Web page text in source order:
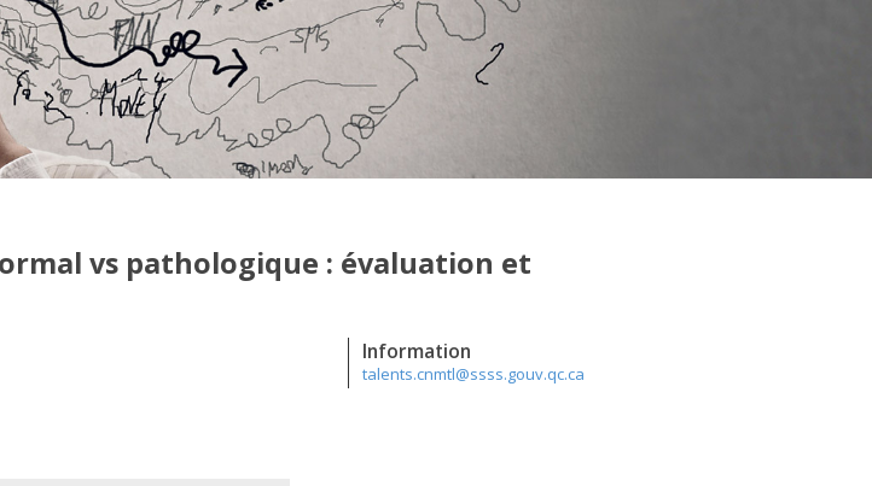
vs pathologique : évaluation et
Information
talents.cnmtl@ssss.gouv.qc.ca